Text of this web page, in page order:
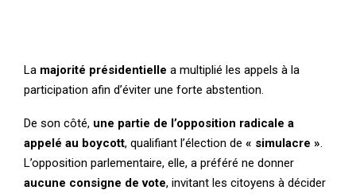
La majorité présidentielle a multiplié les appels à la
participation afin d’éviter une forte abstention.
De son côté, une partie de l’opposition radicale a
appelé au boycott, qualifiant l’élection de « simulacre »
L’opposition parlementaire, elle, a préféré ne donner
aucune consigne de vote, invitant les citoyens à décider